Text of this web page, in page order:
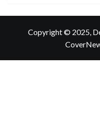
Copyright © 2025,